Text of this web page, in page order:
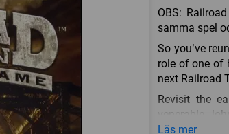
OBS:
samma spel
So you’ve
role of one of
next Railroad
Revisit the
venerable
Tycoon
Läs mer